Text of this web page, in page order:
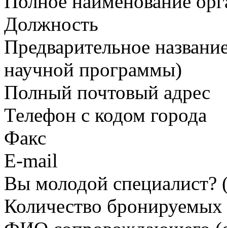
Должность
Предварительное
научной программы)
Полный почтовый адрес
Телефон с кодом города
Факс
E-mail
Вы молодой специалист?
Количество бронируемых